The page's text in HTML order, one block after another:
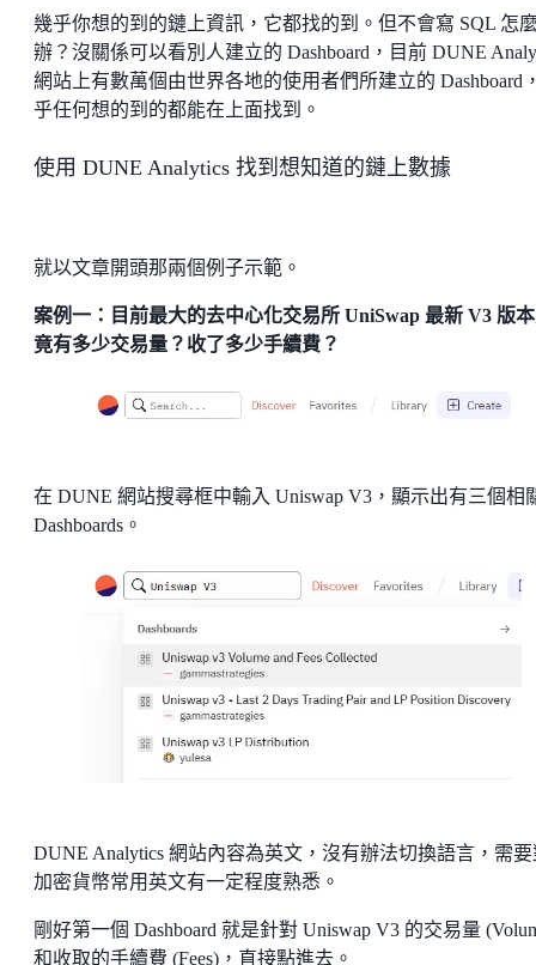
幾乎你想的到的鏈上資訊，它都找的到。但不會寫 SQL 怎
辦？沒關係可以看別人建立的 Dashboard，目前 DUNE
網站上有數萬個由世界各地的使用者們所建立的 Dashboard
乎任何想的到的都能在上面找到。
使用 DUNE Analytics 找到想知道的鏈上數據
就以文章開頭那兩個例子示範。
案例一：目前最大的去中心化交易所 UniSwap 最新 V3 版
竟有多少交易量？收了多少手續費？
在 DUNE 網站搜尋框中輸入 Uniswap V3，顯示出有三個相
Dashboards。
DUNE Analytics 網站內容為英文，沒有辦法切換語言，需要
加密貨幣常用英文有一定程度熟悉。
剛好第一個 Dashboard 就是針對 Uniswap V3 的交易量
和收取的手續費 (Fees)，直接點進去。